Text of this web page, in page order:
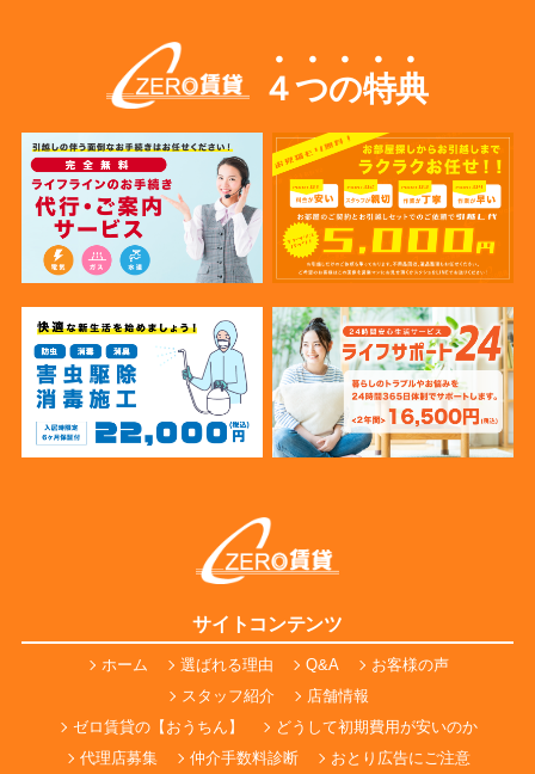
４つの特典
サイトコンテンツ
ホーム 選ばれる理由 Q&A
お客様の声
スタッフ紹介
店舗情報
ゼロ賃貸の【おうちん】
どうして初期費用が安いのか
代理店募集
仲介手数料診断 おとり広告にご注意